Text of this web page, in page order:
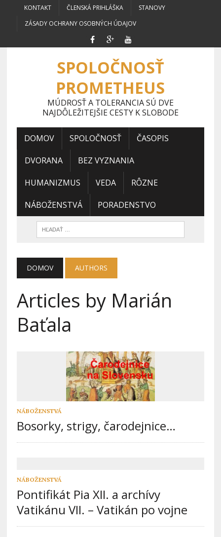
KONTAKT ČLENSKÁ PRIHLÁŠKA
STANOVY
ZÁSADY OCHRANY OSOBNÝCH ÚDAJOV
SPOLOČNOSŤ
PROMETHEUS
MÚDROSŤ A TOLERANCIA SÚ DVE
NAJDÔLEŽITEJŠIE CESTY K SLOBODE
DOMOV SPOLOČNOSŤ ČASOPIS
DVORANA BEZ VYZNANIA
HUMANIZMUS VEDA RÔZNE
NÁBOŽENSTVÁ PORADENSTVO
DOMOV AUTHORS
Articles by Marián
Baťala
NÁBOŽENSTVÁ
Bosorky, strigy, čarodejnice…
NÁBOŽENSTVÁ
Pontifikát Pia XII. a archívy
Vatikánu VII. – Vatikán po vojne